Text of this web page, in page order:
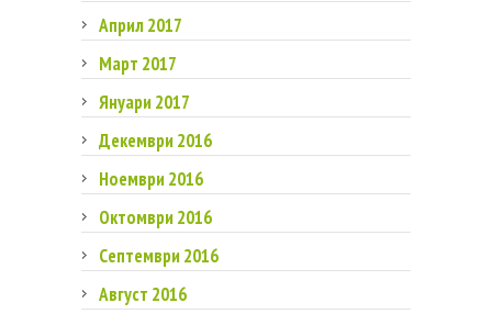
Април 2017
Март 2017
Януари 2017
Декември 2016
Ноември 2016
Октомври 2016
Септември 2016
Август 2016